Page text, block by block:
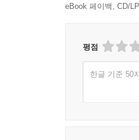
eBook 페이백, CD/
평점
한글 기준 50